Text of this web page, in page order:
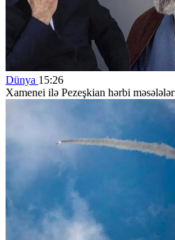
Dünya 15:26
Xamenei ilə Pezeşkian hərbi